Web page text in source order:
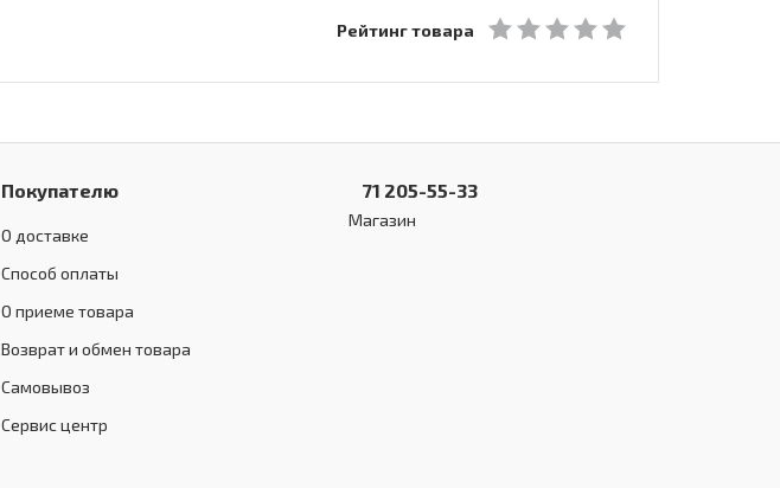
Рейтинг товара
Покупателю
О доставке
Способ оплаты
О приеме товара
Возврат и обмен товара
Самовывоз
Сервис центр
71 205-55-33
Магазин